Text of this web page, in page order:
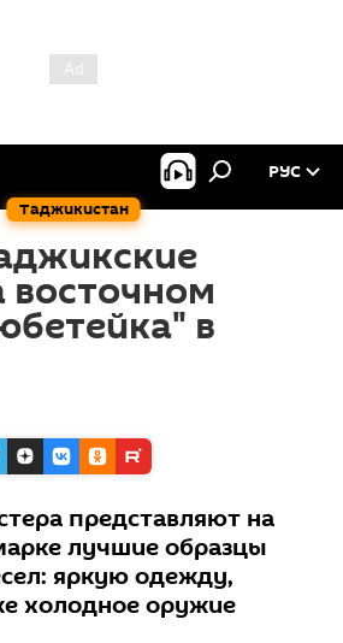
Таджикистан
РУС
восточном
в
представляют на
лучшие образцы
яркую одежду,
холодное оружие